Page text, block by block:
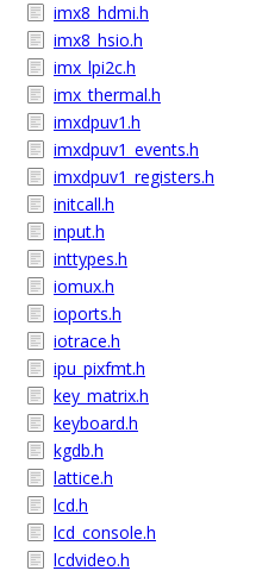
imx8_hdmi.h
imx8_hsio.h
imx_lpi2c.h
imx_thermal.h
imxdpuv1.h
imxdpuv1_events.h
imxdpuv1_registers.h
initcall.h
input.h
inttypes.h
iomux.h
ioports.h
iotrace.h
ipu_pixfmt.h
key_matrix.h
keyboard.h
kgdb.h
lattice.h
lcd.h
lcd_console.h
lcdvideo.h